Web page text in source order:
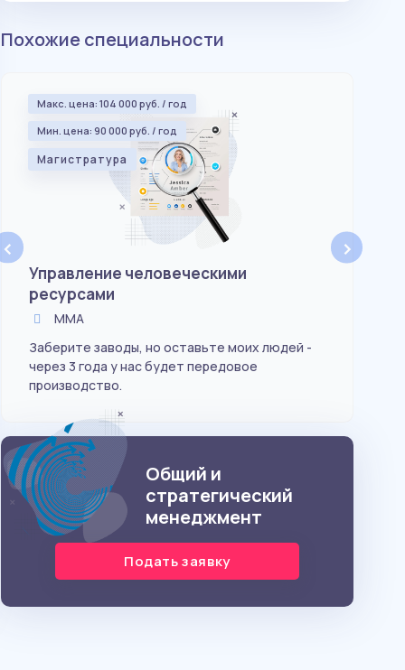
Похожие специальности
‹
Макс. цена: 104 000 руб. / год
Мин. цена: 90 000 руб. / год
Магистратура
Управление человеческими
ресурсами
ММА
Заберите заводы, но оставьте моих людей -
через 3 года у нас будет передовое
производство.
›
Общий и
стратегический
менеджмент
Подать заявку